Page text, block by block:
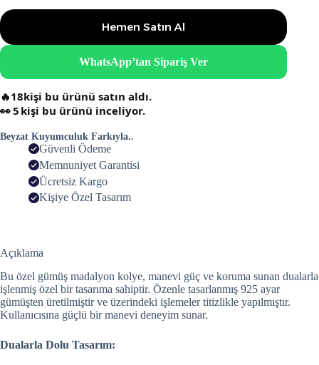
Hemen Satın Al
WhatsApp’tan Sipariş Ver
🔥18kişi bu ürünü satın aldı.
👀5 kişi bu ürünü inceliyor.
Beyzat Kuyumculuk Farkıyla..
Güvenli Ödeme
Memnuniyet Garantisi
Ücretsiz Kargo
Kişiye Özel Tasarım
Açıklama
Bu özel gümüş madalyon kolye, manevi güç ve koruma sunan dualarla
işlenmiş özel bir tasarıma sahiptir. Özenle tasarlanmış 925 ayar
gümüşten üretilmiştir ve üzerindeki işlemeler titizlikle yapılmıştır.
Kullanıcısına güçlü bir manevi deneyim sunar.
Dualarla Dolu Tasarım: